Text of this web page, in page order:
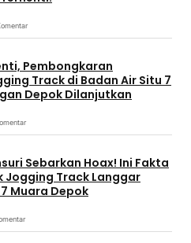
Pembongkaran
Track di Badan Air Situ 7
Depok Dilanjutkan
Sebarkan Hoax! Ini Fakta
Jogging Track Langgar
Muara Depok